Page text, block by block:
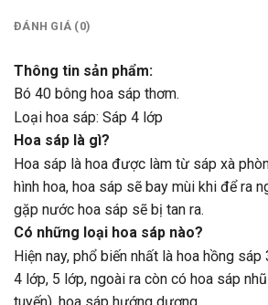
ĐÁNH GIÁ (0)
Thông tin sản phẩm:
Bó 40 bông hoa sáp thơm.
Loại hoa sáp: Sáp 4 lớp
Hoa sáp là gì?
Hoa sáp là hoa được làm từ sáp xà
hình hoa, hoa sáp sẽ bay mùi khi để ra
gặp nước hoa sáp sẽ bị tan ra.
Có những loại hoa sáp nào?
Hiện nay, phổ biến nhất là hoa hồng
4 lớp, 5 lớp, ngoài ra còn có hoa sáp
tuyến), hoa sáp hướng dương….